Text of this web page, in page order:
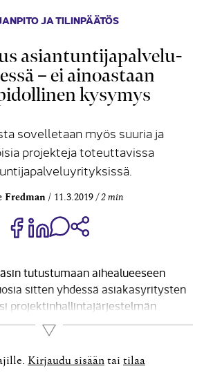
JA TILINPÄÄTÖS
asiantuntija­palvelu­
– ei ainoastaan
kysymys
sovelletaan myös suuria ja
projekteja toteuttavissa
Fredman 11.3.2019 2 min
Jaa Share on Facebook
Jaa Share on LinkedIn
Jaa WhatsApp-viestinä
tutustumaan aihealueeseen
sitten yhdessä asiakasyritysten
projektinhallintajärjestelmän
– toisen it-yritykselle ja toisen
suunnittelevalle
näkemys toimialansa ja
heijastui myös
Lue lisää
Kirjaudu sisään tai tilaa